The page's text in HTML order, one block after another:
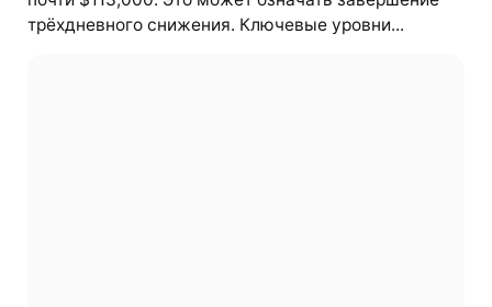
трёхдневного снижения. Ключевые уровни...